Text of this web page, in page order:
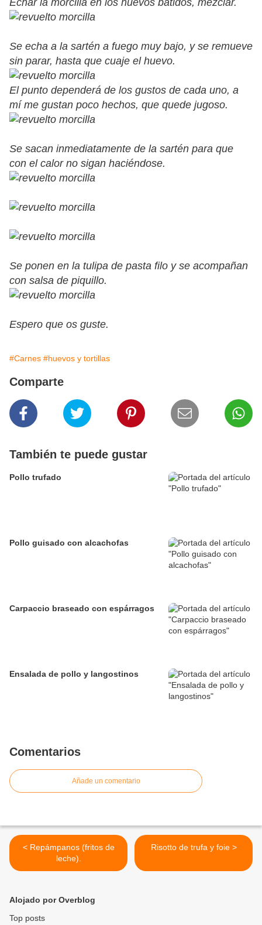
Echar la morcilla en los huevos batidos, mezclar.
Se echa a la sartén a fuego muy bajo, y se remueve
sin parar, hasta que cuaje el huevo.
El punto dependerá de los gustos de cada uno, a
mí me gustan poco hechos, que quede jugoso.
Se sacan inmediatamente de la sartén para que
con el calor no sigan haciéndose.
Se ponen en la tulipa de pasta filo y se acompañan
con salsa de piquillo.
Espero que os guste.
#Carnes #huevos y tortillas
Comparte
También te puede gustar
Pollo trufado
Pollo guisado con alcachofas
Carpaccio braseado con espárragos
Ensalada de pollo y langostinos
Comentarios
Añade un comentario
< Repámpanos (fritos de
leche).
Risotto de trufa y foie >
Alojado por Overblog
Top posts